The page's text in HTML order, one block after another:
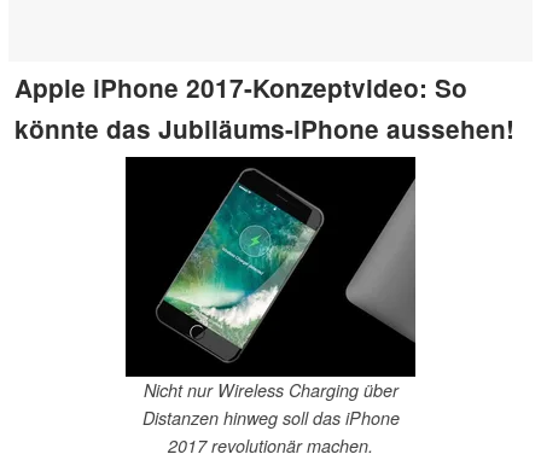
Apple iPhone 2017-Konzeptvideo: So
könnte das Jubiläums-iPhone aussehen!
Nicht nur Wireless Charging über
Distanzen hinweg soll das iPhone
2017 revolutionär machen.